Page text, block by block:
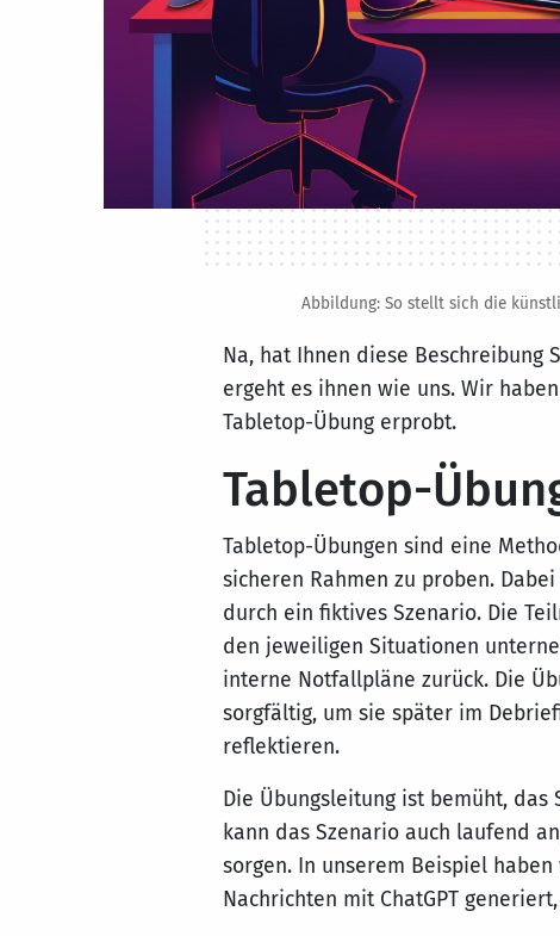
Abbildung: So stellt sich die
Na, hat Ihnen diese Beschreibung
ergeht es ihnen wie uns. Wir
Tabletop-Übung erprobt.
Tabletop-
Tabletop-Übungen sind eine
sicheren Rahmen zu proben.
durch ein fiktives Szenario. Die
den jeweiligen Situationen
interne Notfallpläne zurück. Die
sorgfältig, um sie später im
reflektieren.
Die Übungsleitung ist bemüht,
kann das Szenario auch laufend
sorgen. In unserem Beispiel
Nachrichten mit ChatGPT